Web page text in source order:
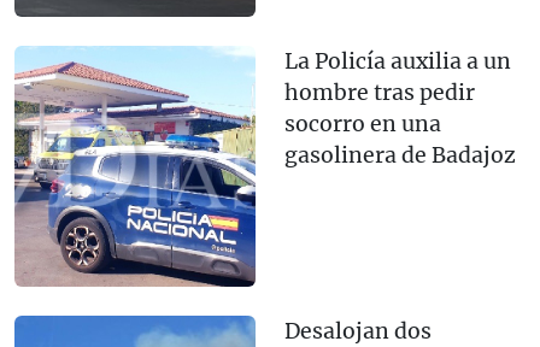
La Policía auxilia a un
hombre tras pedir
socorro en una
gasolinera de Badajoz
Desalojan dos